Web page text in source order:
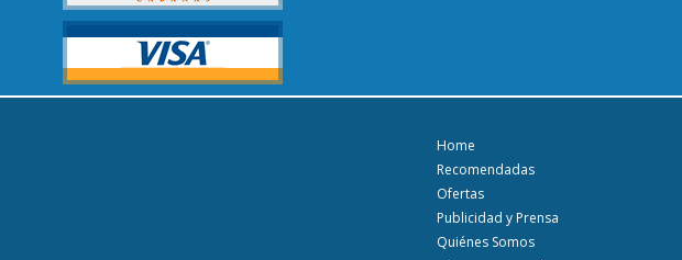
Home
Recomendadas
Ofertas
Publicidad y Prensa
Quiénes Somos